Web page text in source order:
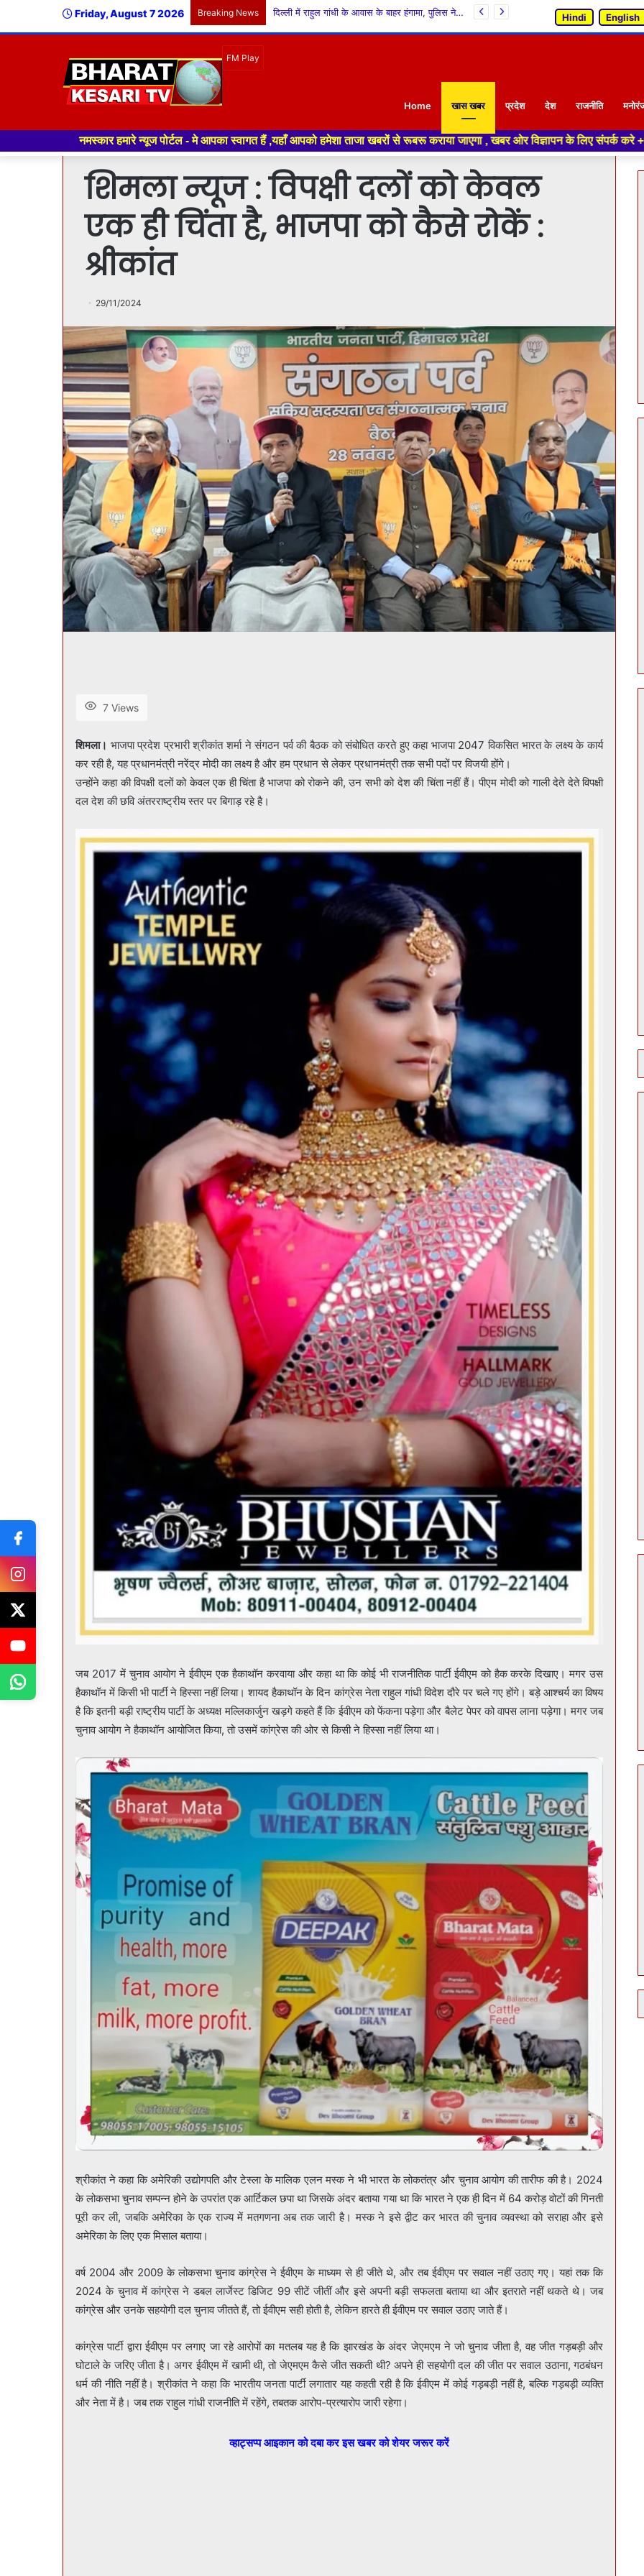
Friday, August 7 2026 Breaking News दिल्ली में नितिन गडकरी से मिले विक्रमादित्य सिंह, जालौरी टनल समेत कई सड़क परियोजनाओं के लिए मांगी मंजूरी Hindi English
Home खास खबर प्रदेश देश राजनीति
हमारे न्यूज पोर्टल - मे आपका स्वागत हैं ,यहाँ आपको हमेशा ताजा खबरों से रूबरू कराया जाएगा , खबर ओर विज्ञापन के लिए संपर्क करे +91 70188 04994
शिमला न्यूज : विपक्षी दलों को केवल
एक ही चिंता है, भाजपा को कैसे रोकें :
श्रीकांत
29/11/2024
7 Views
शिमला। भाजपा प्रदेश प्रभारी श्रीकांत शर्मा ने संगठन पर्व की बैठक को संबोधित करते हुए कहा भाजपा 2047 विकसित भारत के लक्ष्य के कार्य
कर रही है, यह प्रधानमंत्री नरेंद्र मोदी का लक्ष्य है और हम प्रधान से लेकर प्रधानमंत्री तक सभी पदों पर विजयी होंगे।
उन्होंने कहा की विपक्षी दलों को केवल एक ही चिंता है भाजपा को रोकने की, उन सभी को देश की चिंता नहीं हैं। पीएम मोदी को गाली देते देते विपक्षी
दल देश की छवि अंतरराष्ट्रीय स्तर पर बिगाड़ रहे है।
जब 2017 में चुनाव आयोग ने ईवीएम एक हैकाथॉन करवाया और कहा था कि कोई भी राजनीतिक पार्टी ईवीएम को हैक करके दिखाए। मगर उस
हैकाथॉन में किसी भी पार्टी ने हिस्सा नहीं लिया। शायद हैकाथॉन के दिन कांग्रेस नेता राहुल गांधी विदेश दौरे पर चले गए होंगे। बड़े आश्चर्य का विषय
है कि इतनी बड़ी राष्ट्रीय पार्टी के अध्यक्ष मल्लिकार्जुन खड़गे कहते हैं कि ईवीएम को फेंकना पड़ेगा और बैलेट पेपर को वापस लाना पड़ेगा। मगर जब
चुनाव आयोग ने हैकाथॉन आयोजित किया, तो उसमें कांग्रेस की ओर से किसी ने हिस्सा नहीं लिया था।
श्रीकांत ने कहा कि अमेरिकी उद्योगपति और टेस्ला के मालिक एलन मस्क ने भी भारत के लोकतंत्र और चुनाव आयोग की तारीफ की है। 2024
के लोकसभा चुनाव सम्पन्न होने के उपरांत एक आर्टिकल छपा था जिसके अंदर बताया गया था कि भारत ने एक ही दिन में 64 करोड़ वोटों की गिनती
पूरी कर ली, जबकि अमेरिका के एक राज्य में मतगणना अब तक जारी है। मस्क ने इसे द्वीट कर भारत की चुनाव व्यवस्था को सराहा और इसे
अमेरिका के लिए एक मिसाल बताया।
वर्ष 2004 और 2009 के लोकसभा चुनाव कांग्रेस ने ईवीएम के माध्यम से ही जीते थे, और तब ईवीएम पर सवाल नहीं उठाए गए। यहां तक कि
2024 के चुनाव में कांग्रेस ने डबल लार्जेस्ट डिजिट 99 सीटें जीतीं और इसे अपनी बड़ी सफलता बताया था और इतराते नहीं थकते थे। जब
कांग्रेस और उनके सहयोगी दल चुनाव जीतते हैं, तो ईवीएम सही होती है, लेकिन हारते ही ईवीएम पर सवाल उठाए जाते हैं।
कांग्रेस पार्टी द्वारा ईवीएम पर लगाए जा रहे आरोपों का मतलब यह है कि झारखंड के अंदर जेएमएम ने जो चुनाव जीता है, वह जीत गड़बड़ी और
घोटाले के जरिए जीता है। अगर ईवीएम में खामी थी, तो जेएमएम कैसे जीत सकती थी? अपने ही सहयोगी दल की जीत पर सवाल उठाना, गठबंधन
धर्म की नीति नहीं है। श्रीकांत ने कहा कि भारतीय जनता पार्टी लगातार यह कहती रही है कि ईवीएम में कोई गड़बड़ी नहीं है, बल्कि गड़बड़ी व्यक्ति
और नेता में है। जब तक राहुल गांधी राजनीति में रहेंगे, तबतक आरोप-प्रत्यारोप जारी रहेगा।
व्हाट्सप्प आइकान को दबा कर इस खबर को शेयर जरूर करें